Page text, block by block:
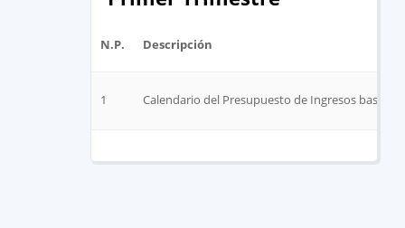
N.P. Descripción
1 Calendario del Presupuesto de Ingresos base